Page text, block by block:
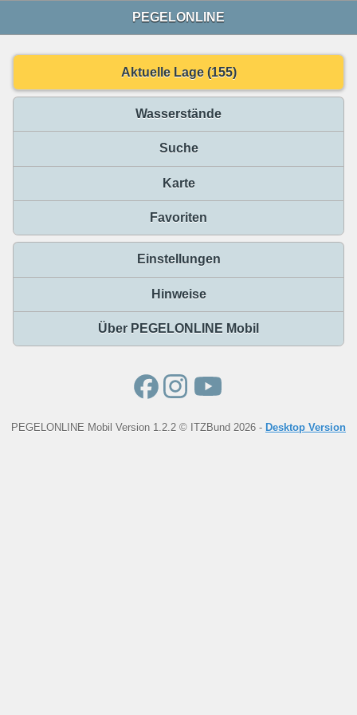
PEGELONLINE
Aktuelle Lage (155)
Wasserstände
Suche
Karte
Favoriten
Einstellungen
Hinweise
Über PEGELONLINE Mobil
PEGELONLINE Mobil Version 1.2.2 © ITZBund 2026 - Desktop Version